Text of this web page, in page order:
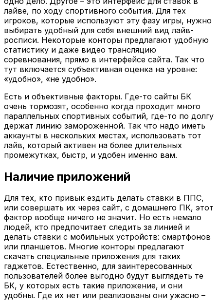
лайве, по ходу спортивного события. Для тех
игроков, которые используют эту фазу игры, нужно
выбирать удобный для себя внешний вид лайв-
росписи. Некоторые конторы предлагают удобную
статистику и даже видео трансляцию
соревнования, прямо в интерфейсе сайта. Так что
тут включается субъективная оценка на уровне:
«удобно», «не удобно».
Есть и объективные факторы. Где-то сайты БК
очень тормозят, особенно когда проходит много
параллельных спортивных событий, где-то по долгу
держат линию замороженной. Так что надо иметь
аккаунты в нескольких местах, использовать тот
лайв, который активен на более длительных
промежутках, быстр, и удобен именно вам.
Наличие приложений
Для тех, кто привык ездить делать ставки в ППС,
или совершать их через сайт, с домашнего ПК, этот
фактор вообще ничего не значит. Но есть немало
людей, кто предпочитает следить за линией и
делать ставки с мобильных устройств: смартфонов
или планшетов. Многие конторы предлагают
скачать специальные приложения для таких
гаджетов. Естественно, для заинтересованных
пользователей более выгодно будут выглядеть те
БК, у которых есть такие приложение, и они
удобны. Где их нет или реализованы они ужасно –